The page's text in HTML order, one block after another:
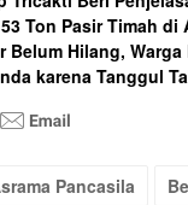
Ton Pasir Timah di
Belum Hilang,
karena Tanggul
Pancasila